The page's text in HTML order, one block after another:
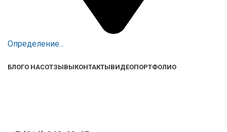
Определение...
БЛОГО НАСОТЗЫВЫКОНТАКТЫВИДЕОПОРТФОЛИО